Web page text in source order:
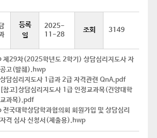
등록
일
2025-
11-28
조회 3149
제29차(2025학년도 2학기) 상담심리지도사 자
공고(발췌).hwp
상담심리지도사 1급과 2급 자격관련 QnA.pdf
[참고]상담심리지도사 1급 인정교과목(건양대학
과목).pdf
전국대학상담학과협의회 회원가입 및 상담심리
격 심사 신청서(제출용).hwp